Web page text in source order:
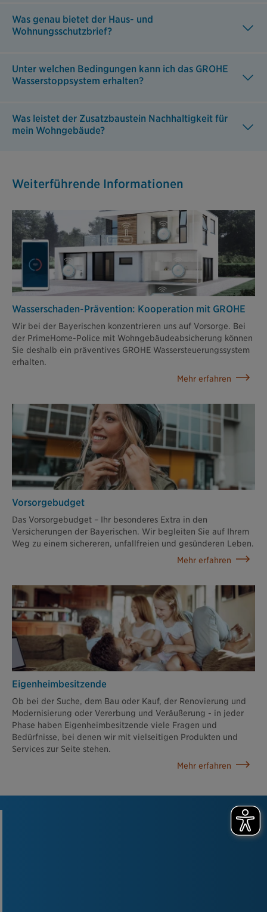
Was genau bietet der Haus- und
Wohnungsschutzbrief?
Unter welchen Bedingungen kann ich das GROHE
Wasserstoppsystem erhalten?
Was leistet der Zusatzbaustein Nachhaltigkeit für
mein Wohngebäude?
Weiterführende Informationen
Wasserschaden-Prävention: Kooperation mit GROHE
Wir bei der Bayerischen konzentrieren uns auf Vorsorge. Bei
der PrimeHome-Police mit Wohngebäudeabsicherung können
Sie deshalb ein präventives GROHE Wassersteuerungssystem
erhalten.
Mehr erfahren
Vorsorge­budget
Das Vorsorgebudget – Ihr besonderes Extra in den
Versicherungen der Bayerischen. Wir begleiten Sie auf Ihrem
Weg zu einem sichereren, unfallfreien und gesünderen Leben.
Mehr erfahren
Eigenheimbesitzende
Ob bei der Suche, dem Bau oder Kauf, der Renovierung und
Modernisierung oder Vererbung und Veräußerung - in jeder
Phase haben Eigenheimbesitzende viele Fragen und
Bedürfnisse, bei denen wir mit vielseitigen Produkten und
Services zur Seite stehen.
Mehr erfahren